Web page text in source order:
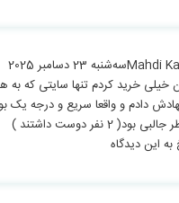
Mahdiسه‌شنبه 23 دسامبر 2025
خیلی خرید کردم تنها سایتی که به
دادم و واقعا سریع و درجه یک
جالبی بود(
2نفر دوست داشتند )
این دیدگاه